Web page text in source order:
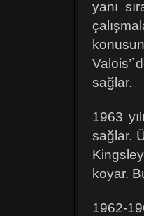
yanı
sağlar.
1963
sağlar.
koyar.
1962-